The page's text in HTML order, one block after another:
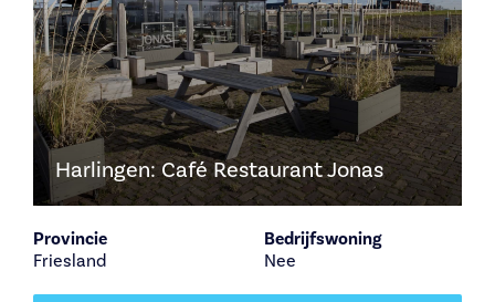
Harlingen: Café Restaurant Jonas
Provincie
Friesland
Bedrijfswoning
Nee